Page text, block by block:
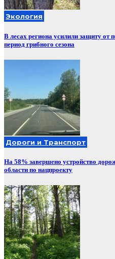
Экология
В лесах региона усилили защиту от
период грибного сезона
Дороги и Транспорт
На 58% завершено устройство
области по нацпроекту